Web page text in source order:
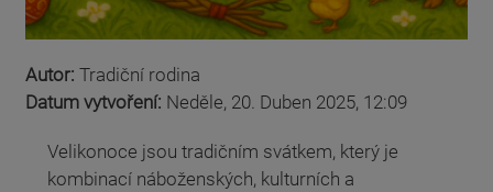
Autor: Tradiční rodina
Datum vytvoření: Neděle, 20. Duben 2025, 12:09
Velikonoce jsou tradičním svátkem, který je
kombinací náboženských, kulturních a